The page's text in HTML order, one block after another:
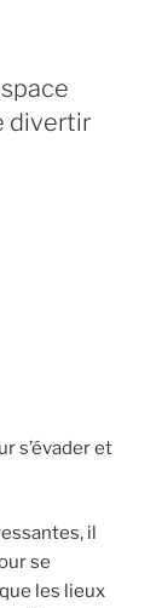
divertir
s’évader et
il
se
les lieux